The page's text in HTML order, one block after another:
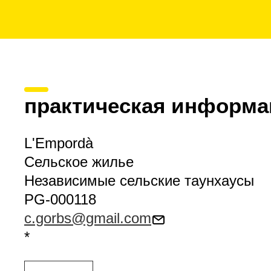
практическая
L'Empordà
Сельское жилье
Независимые сельские таунхаусы
PG-000118
c.gorbs@gmail.com
*